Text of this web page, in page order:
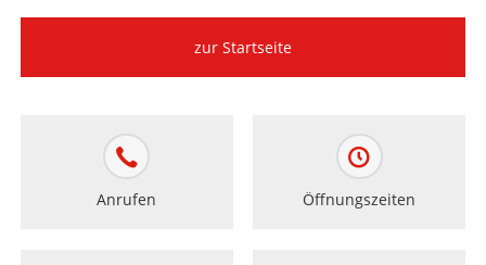
zur Startseite
Anrufen Öffnungszeiten